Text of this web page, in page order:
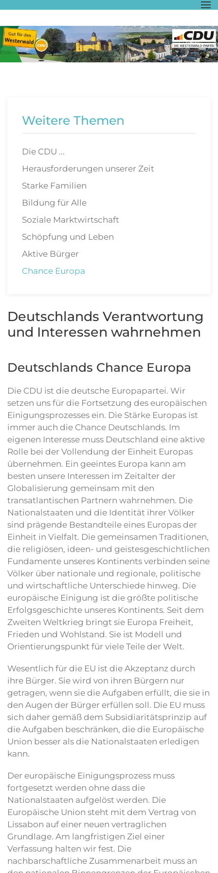
Zum Hauptinhalt springen
Weitere Themen
Die CDU ...
Herausforderungen unserer Zeit
Starke Familien
Bildung für Alle
Soziale Marktwirtschaft
Schöpfung und Leben
Aktive Bürger
Chance Europa
Deutschlands Verantwortung
und Interessen wahrnehmen
Deutschlands Chance Europa
Die CDU ist die deutsche Europapartei. Wir
setzen uns für die Fortsetzung des europäischen
Einigungsprozesses ein. Die Stärke Europas ist
immer auch die Chance Deutschlands. Im
eigenen Interesse muss Deutschland eine aktive
Rolle bei der Vollendung der Einheit Europas
übernehmen. Ein geeintes Europa kann am
besten unsere Interessen im Zeitalter der
Globalisierung gemeinsam mit den
transatlantischen Partnern wahrnehmen. Die
Nationalstaaten und die Identität ihrer Völker
sind prägende Bestandteile eines Europas der
Einheit in Vielfalt. Die gemeinsamen Traditionen,
die religiösen, ideen- und geistesgeschichtlichen
Fundamente unseres Kontinents verbinden seine
Völker über nationale und regionale, politische
und wirtschaftliche Unterschiede hinweg. Die
europäische Einigung ist die größte politische
Erfolgsgeschichte unseres Kontinents. Seit dem
Zweiten Weltkrieg bringt sie Europa Freiheit,
Frieden und Wohlstand. Sie ist Modell und
Orientierungspunkt für viele Teile der Welt.
Wesentlich für die EU ist die Akzeptanz durch
ihre Bürger. Sie wird von ihren Bürgern nur
getragen, wenn sie die Aufgaben erfüllt, die sie in
den Augen der Bürger erfüllen soll. Die EU muss
sich daher gemäß dem Subsidiaritätsprinzip auf
die Aufgaben beschränken, die die Europäische
Union besser als die Nationalstaaten erledigen
kann.
Der europäische Einigungsprozess muss
fortgesetzt werden ohne dass die
Nationalstaaten aufgelöst werden. Die
Europäische Union steht mit dem Vertrag von
Lissabon auf einer neuen vertraglichen
Grundlage. Am langfristigen Ziel einer
Verfassung halten wir fest. Die
nachbarschaftliche Zusammenarbeit muss an